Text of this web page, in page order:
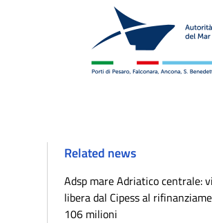
Related news
Adsp mare Adriatico centrale:
libera dal Cipess al
106 milioni